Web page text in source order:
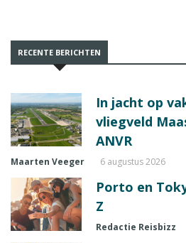
RECENTE BERICHTEN
In jacht op
vliegveld
ANVR
Maarten Veeger 6 augustus 2026
Porto en
Z
Redactie Reisbizz